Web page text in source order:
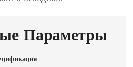
Параметры